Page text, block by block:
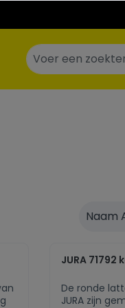
JURA
De ronde
JURA zijn